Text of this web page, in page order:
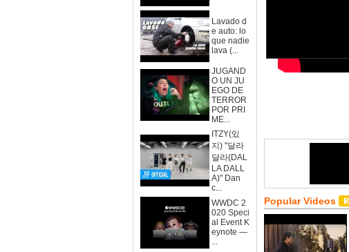
Lavado d
e auto: lo
que nadie
lava (...
JUGAND
O UN JU
EGO DE
TERROR
POR PRI
ME...
ITZY(있
지) "달라
달라(DAL
LA DALL
A)" Dan
c...
WWDC 2
020 Speci
al Event K
eynote —
...
Popular Videos